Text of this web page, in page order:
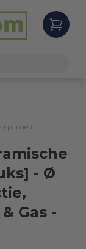
pannen
- Ø
Gas -